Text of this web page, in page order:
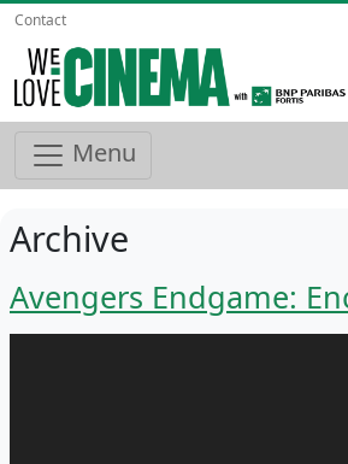
Contact
Menu
Archive
Avengers Endgame: